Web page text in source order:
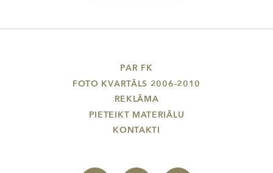
PAR FK
FOTO KVARTĀLS 2006-2010
REKLĀMA
PIETEIKT MATERIĀLU
KONTAKTI